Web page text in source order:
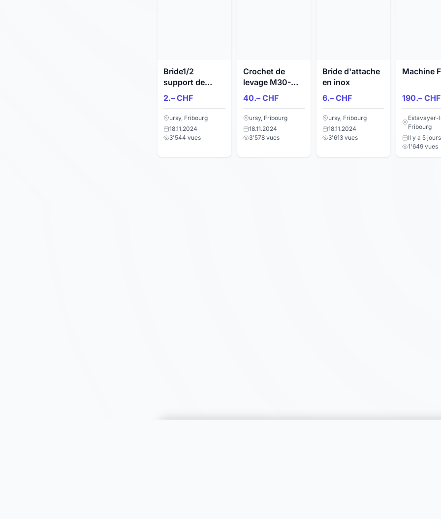
Bride1/2
support de
tuyaux
2.– CHF
ursy, Fribourg
18.11.2024
3'544 vues
Crochet de
levage M30-
C15
40.– CHF
ursy, Fribourg
18.11.2024
3'578 vues
Bride d'attache
en inox
6.– CHF
ursy, Fribourg
18.11.2024
3'613 vues
Machine
190.– CHF
Estavayer-
Fribourg
Il y a 5 jours
1'649 vues